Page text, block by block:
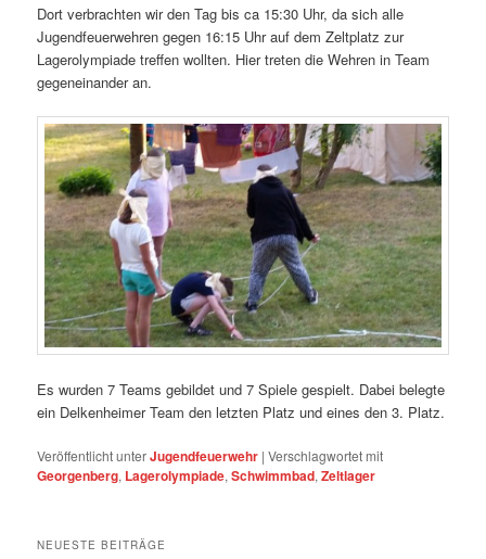
Dort verbrachten wir den Tag bis ca 15:30 Uhr, da sich alle
Jugendfeuerwehren gegen 16:15 Uhr auf dem Zeltplatz zur
Lagerolympiade treffen wollten. Hier treten die Wehren in Team
gegeneinander an.
Es wurden 7 Teams gebildet und 7 Spiele gespielt. Dabei belegte
ein Delkenheimer Team den letzten Platz und eines den 3. Platz.
Veröffentlicht unterJugendfeuerwehr |Verschlagwortet mit
Georgenberg, Lagerolympiade,Schwimmbad,Zeltlager
NEUESTE BEITRÄGE